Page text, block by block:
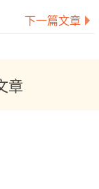
下一篇文章
章